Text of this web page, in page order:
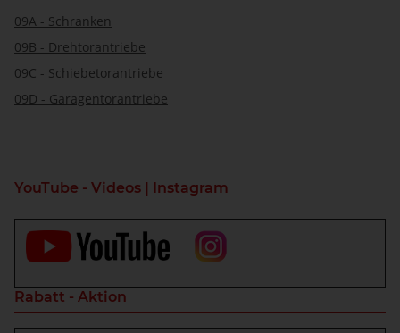
09A - Schranken
09B - Drehtorantriebe
09C - Schiebetorantriebe
09D - Garagentorantriebe
YouTube - Videos | Instagram
Rabatt - Aktion